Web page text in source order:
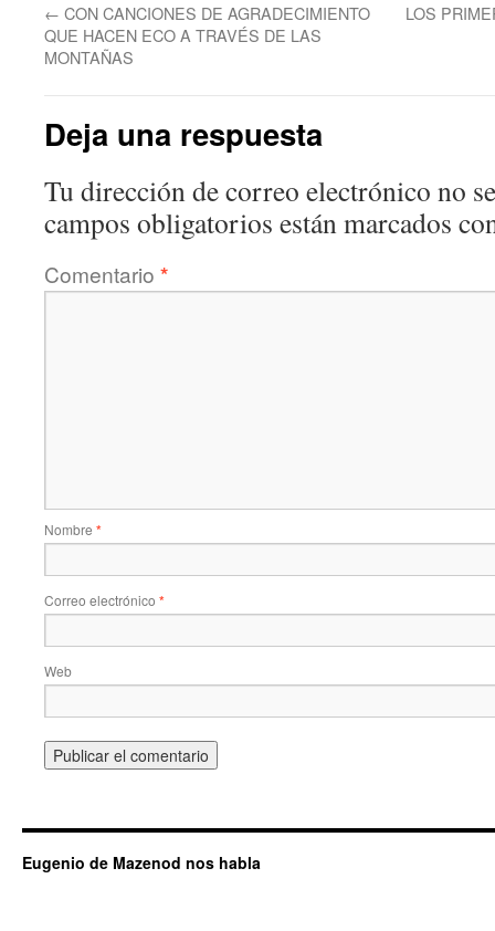
← CON CANCIONES DE AGRADECIMIENTO
QUE HACEN ECO A TRAVÉS DE LAS
MONTAÑAS
LOS
Deja una respuesta
Tu dirección de correo electrónico no
campos obligatorios están marcados
Comentario *
Nombre *
Correo electrónico *
Web
Eugenio de Mazenod nos habla